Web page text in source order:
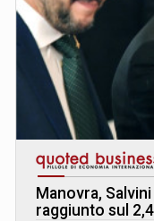
Manovra,
raggiunto sul